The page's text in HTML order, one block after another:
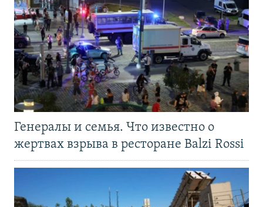
Генералы и семья. Что известно о
жертвах взрыва в ресторане Balzi Rossi